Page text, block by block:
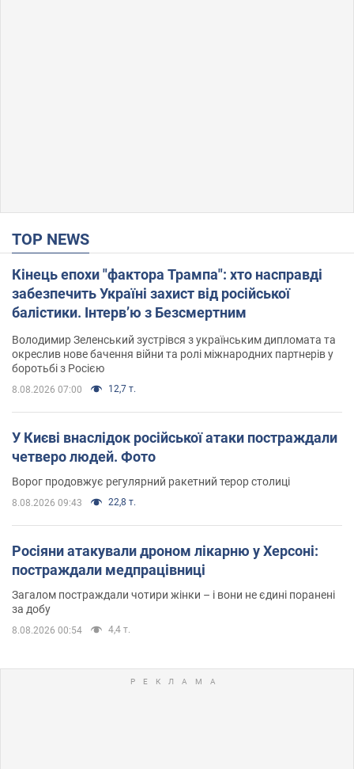
TOP NEWS
Кінець епохи "фактора Трампа": хто насправді
забезпечить Україні захист від російської
балістики. Інтерв’ю з Безсмертним
Володимир Зеленський зустрівся з українським дипломата та
окреслив нове бачення війни та ролі міжнародних партнерів у
боротьбі з Росією
8.08.2026 07:00 12,7 т.
У Києві внаслідок російської атаки постраждали
четверо людей. Фото
Ворог продовжує регулярний ракетний терор столиці
8.08.2026 09:43 22,8 т.
Росіяни атакували дроном лікарню у Херсоні:
постраждали медпрацівниці
Загалом постраждали чотири жінки – і вони не єдині поранені
за добу
8.08.2026 00:54 4,4 т.